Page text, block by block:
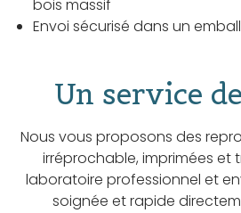
bois massif
Envoi sécurisé dans un
Un service
Nous vous proposons des
irréprochable, imprimées et
laboratoire professionnel et
soignée et rapide